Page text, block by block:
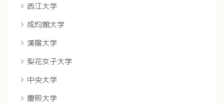
西江大学
成均館大学
漢陽大学
梨花女子大学
中央大学
慶煕大学